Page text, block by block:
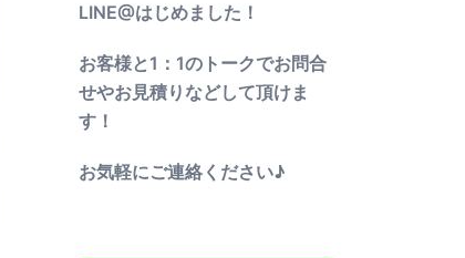
LINE@はじめました！
お客様と1：1のトークでお問合
せやお見積りなどして頂けま
す！
お気軽にご連絡ください♪